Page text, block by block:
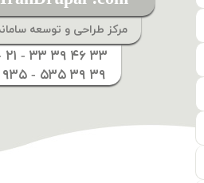
مرکز طراحی و توسعه
+۹۸ - ۲۱ - ۳۳ ۳۹
+۹۸ - ۹۳۵ - ۵۳۵